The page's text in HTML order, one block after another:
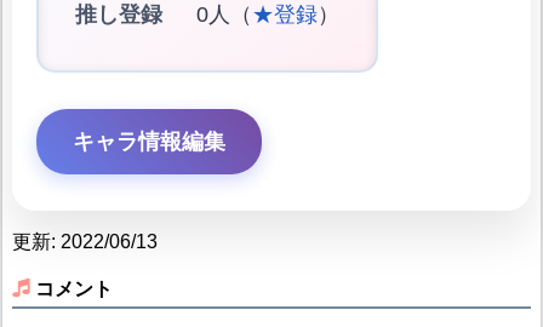
推し登録 0人（ ★登録）
キャラ情報編集
更新: 2022/06/13
コメント